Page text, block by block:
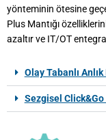
yönteminin ötesine
Plus Mantığı
azaltır ve IT/OT
Olay Tabanlı
Sezgisel